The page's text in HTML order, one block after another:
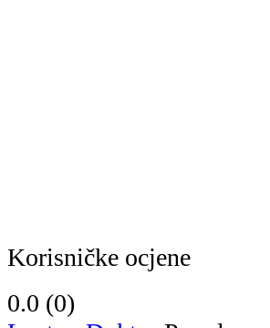
Korisničke ocjene
0.0 (0)